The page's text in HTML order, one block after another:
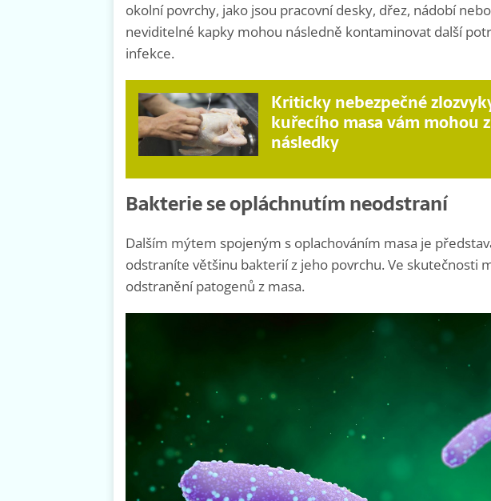
okolní povrchy, jako jsou pracovní desky, dřez, nádobí
neviditelné kapky mohou následně kontaminovat další
infekce.
Kriticky nebezpečné
kuřecího masa vám mohou
následky
Bakterie se opláchnutím neodstraní
Dalším mýtem spojeným s oplachováním masa je
odstraníte většinu bakterií z jeho povrchu. Ve skutečnosti
odstranění patogenů z masa.